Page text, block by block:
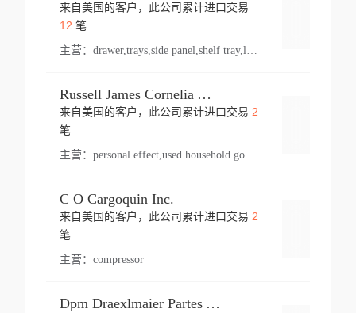
来自美国的客户，此公司累计进口交易
12 笔
主营：
Russell James Cornelia Arlington Va
来自美国的客户，此公司累计进口交易 2
笔
主营： personal effect,used household goods
C O Cargoquin Inc.
来自美国的客户，此公司累计进口交易 2
笔
主营： compressor
Dpm Draexlmaier Partes Automotrices Corr Ind Huejotzingo